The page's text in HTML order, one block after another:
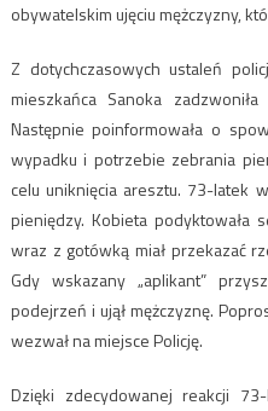
obywatelskim ujęciu mężczyzny,
Z dotychczasowych ustaleń
mieszkańca Sanoka
Następnie poinformowała o
wypadku i potrzebie zebrania
celu uniknięcia aresztu. 73-latek
pieniędzy. Kobieta podyktowała
wraz z gotówką miał przekazać
Gdy wskazany „aplikant”
podejrzeń i ujął mężczyznę.
wezwał na miejsce Policję.
Dzięki zdecydowanej reakcji